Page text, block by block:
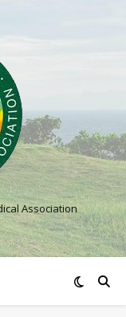
Association